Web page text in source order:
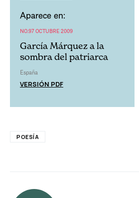
Aparece en:
NO.97 OCTUBRE 2009
García Márquez a la
sombra del patriarca
España
VERSIÓN PDF
POESÍA